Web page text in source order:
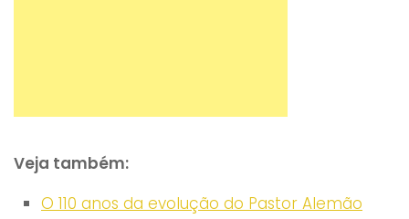
Veja também:
O 110 anos da evolução do Pastor Alemão